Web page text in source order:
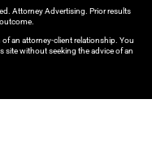
Attorney Advertising. Prior results
an attorney-client relationship. You
site without seeking the advice of an